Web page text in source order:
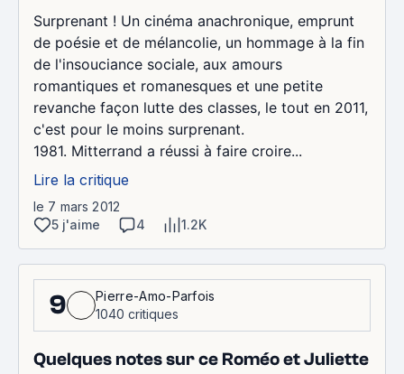
Surprenant ! Un cinéma anachronique, emprunt
de poésie et de mélancolie, un hommage à la fin
de l'insouciance sociale, aux amours
romantiques et romanesques et une petite
revanche façon lutte des classes, le tout en 2011,
c'est pour le moins surprenant.
1981. Mitterrand a réussi à faire croire...
Lire la critique
le 7 mars 2012
5 j'aime
4 1.2K
9
Pierre-Amo-Parfois
1040 critiques
Quelques notes sur ce Roméo et Juliette